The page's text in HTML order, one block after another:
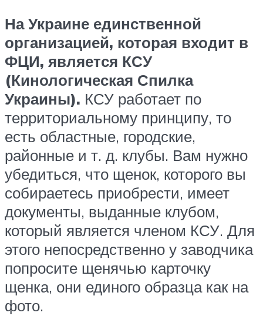
На Украине единственной
организацией, которая входит в
ФЦИ, является КСУ
(Кинологическая Спилка
Украины). КСУ работает по
территориальному принципу, то
есть областные, городские,
районные и т. д. клубы. Вам нужно
убедиться, что щенок, которого вы
собираетесь приобрести, имеет
документы, выданные клубом,
который является членом КСУ. Для
этого непосредственно у заводчика
попросите щенячью карточку
щенка, они единого образца как на
фото.